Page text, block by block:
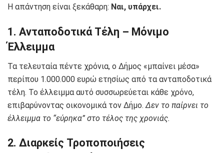
Η απάντηση είναι ξεκάθαρη: Ναι, υπάρχει.
1. Ανταποδοτικά Τέλη – Μόνιμο
Έλλειμμα
Τα τελευταία πέντε χρόνια, ο Δήμος «μπαίνει μέσα»
περίπου 1.000.000 ευρώ ετησίως από τα ανταποδοτικά
τέλη. Το έλλειμμα αυτό συσσωρεύεται κάθε χρόνο,
επιβαρύνοντας οικονομικά τον Δήμο. Δεν το παίρνει το
έλλειμμα το “εύρηκα” στο τέλος της χρονιάς.
2. Διαρκείς Τροποποιήσεις